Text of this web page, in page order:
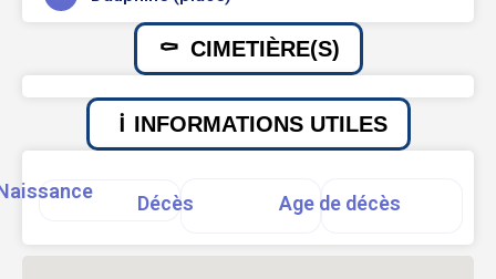
CIMETIÈRE(S)
INFORMATIONS UTILES
Décès Age de décès